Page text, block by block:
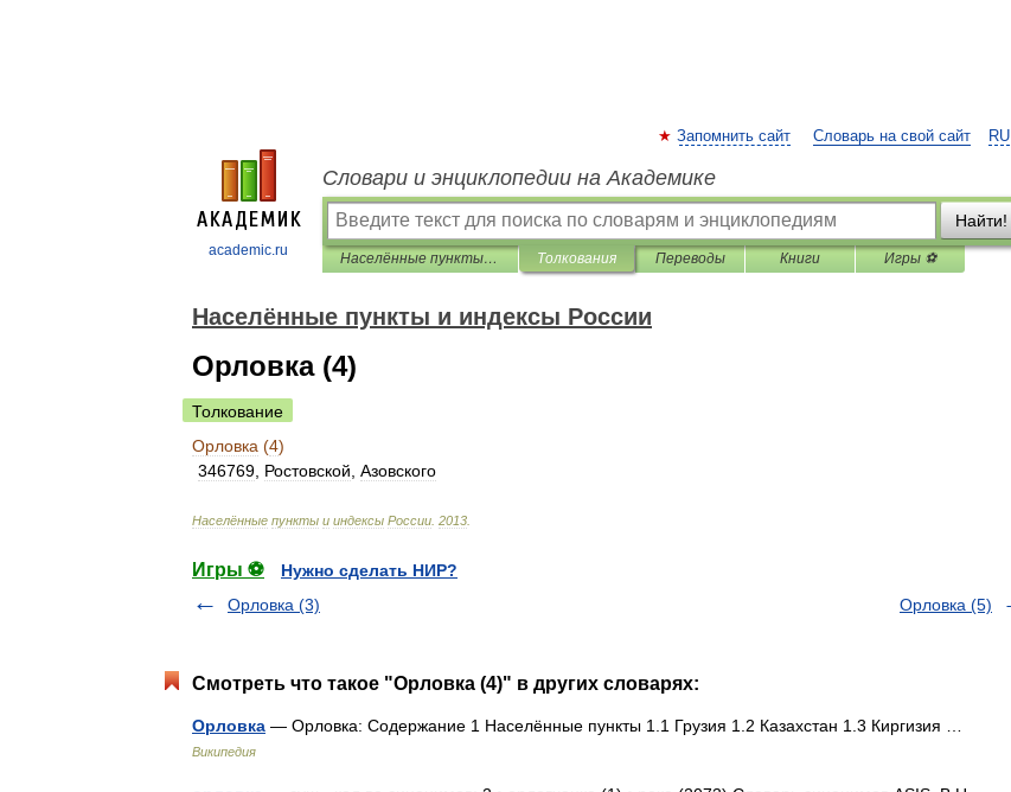
academic.ru
RU
Запомнить сайт Словарь на свой сайт
Словари и энциклопедии на Академике
Найти!
Населённые пункты и индексы России Толкования Переводы Книги Игры ⚽
Населённые пункты и индексы России
Орловка (4)
Толкование
Орловка (4)
346769 Ростовской Азовского
Населённые пункты и индексы России 2013
Игры ⚽
Нужно сделать НИР?
Орловка (3)
Орловка (5)
Смотреть что такое "Орловка (4)" в других словарях:
Орловка — Орловка: Содержание 1 Населённые пункты 1.1 Грузия 1.2 Казахстан 1.3 Киргизия …
Википедия